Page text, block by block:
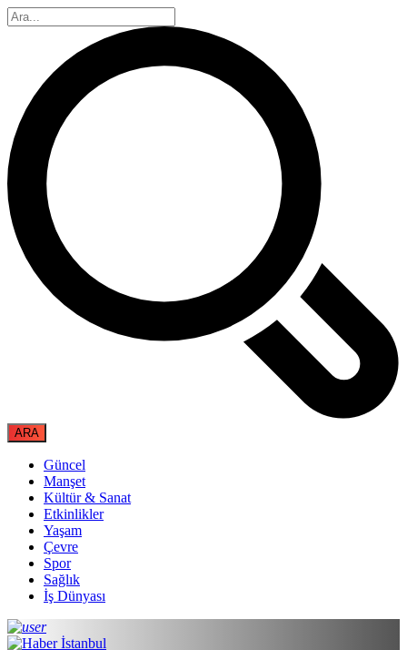
Güncel
Manşet
Kültür & Sanat
Etkinlikler
Yaşam
Çevre
Spor
Sağlık
İş Dünyası